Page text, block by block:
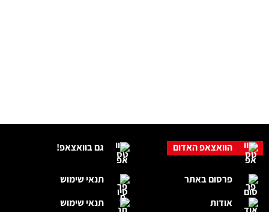
גם בוואצאפ!
תנאי שימוש
תנאי שימוש
הוואצאפ האדום
פרסום באתר
אודות